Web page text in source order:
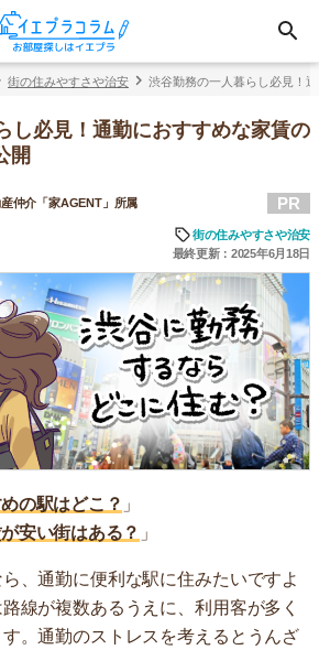
街の住みやすさや治安 渋谷勤務の一人暮らし必見！
し必見！通勤におすすめな家賃の
開
仲介「家AGENT」所属 PR
街の住みやすさや治安
最終更新：2025年6月18日
の駅はどこ？ 」
安い街はある？ 」
、通勤に便利な駅に住みたいですよ
線が複数あるうえに、利用客が多く
。通勤のストレスを考えるとうんざ